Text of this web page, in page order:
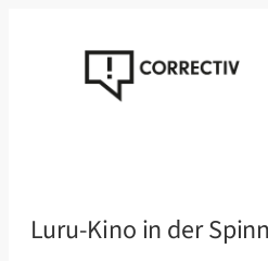
Luru-Kino in der